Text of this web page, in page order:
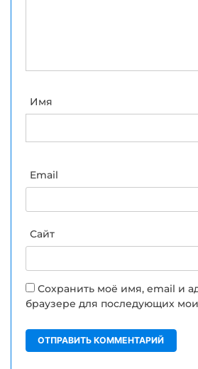
Имя
Email
Сайт
Сохранить моё имя, email и
браузере для последующих